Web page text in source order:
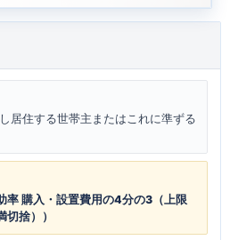
居住する世帯主またはこれに準ずる
購入・設置費用の4分の3（上限
捨））